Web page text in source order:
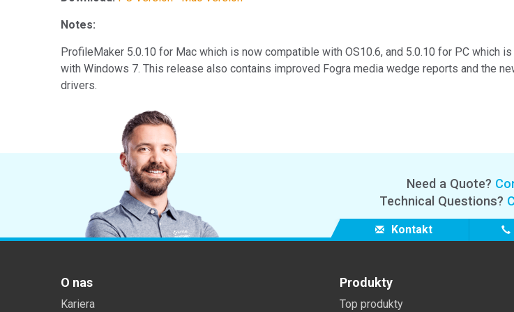
Notes:
ProfileMaker 5.0.10 for Mac which is now compatible with OS10.6, and 5.0.10 for PC which
with Windows 7. This release also contains improved Fogra media wedge reports and the
drivers.
Need a Quote?
Technical Questions?
Kontakt
O nas
Kariera
Produkty
Top produkty